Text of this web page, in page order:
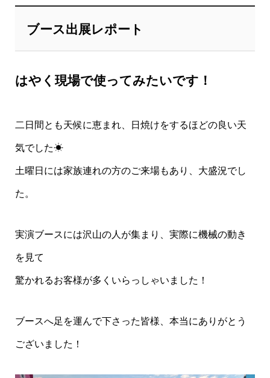
ブース出展レポート
はやく現場で使ってみたいです！
二日間とも天候に恵まれ、日焼けをするほどの良い天
気でした☀
土曜日には家族連れの方のご来場もあり、大盛況でし
た。
実演ブースには沢山の人が集まり、実際に機械の動き
を見て
驚かれるお客様が多くいらっしゃいました！
ブースへ足を運んで下さった皆様、本当にありがとう
ございました！